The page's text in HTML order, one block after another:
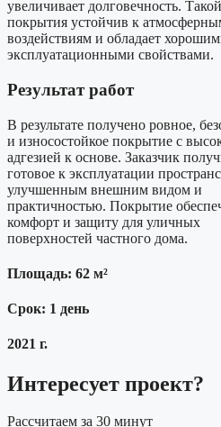
увеличивает долговечность.
покрытия устойчив к
воздействиям и обладает
эксплуатационными свойствами.
Результат работ
В результате получено ровное,
и износостойкое покрытие с
адгезией к основе. Заказчик
готовое к эксплуатации
улучшенным внешним видом и
практичностью. Покрытие
комфорт и защиту для уличных
поверхностей частного дома.
Площадь: 62 м²
Срок: 1 день
2021 г.
Интересует проект?
Рассчитаем за 30 минут